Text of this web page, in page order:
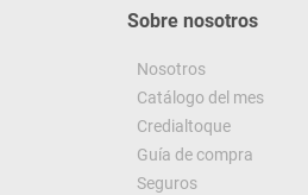
Sobre nosotros
Nosotros
Catálogo del mes
Credialtoque
Guía de compra
Seguros